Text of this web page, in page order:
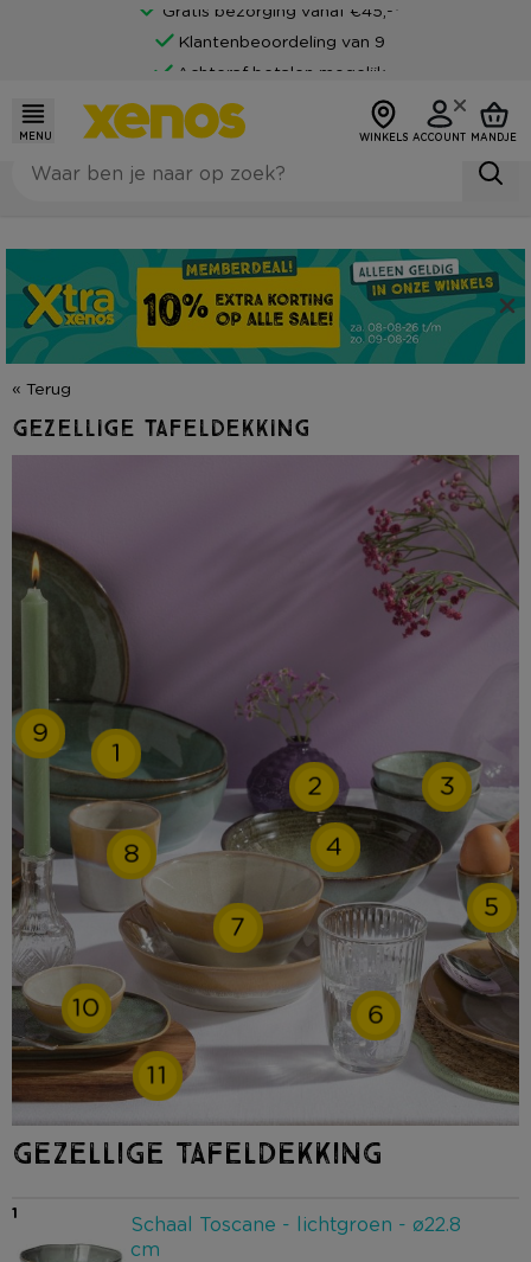
Gratis bezorging vanaf €45,-*
Klantenbeoordeling van 9
Achteraf betalen mogelijk
MENU WINKELS ACCOUNT MANDJE
« Terug
Gezellige tafeldekking
1
2
3
4
5
6
7
8
9
10
11
GEZELLIGE TAFELDEKKING
1
Schaal Toscane - lichtgroen - ø22.8
cm